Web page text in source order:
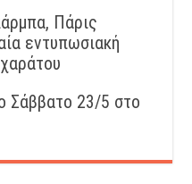
Πάρις
εντυπωσιακή
Σάββατο 23/5 στο